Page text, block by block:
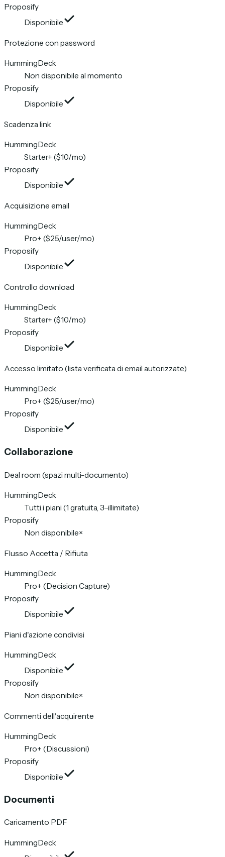
Proposify
Disponibile
Protezione con password
HummingDeck
Non disponibile al momento
Proposify
Disponibile
Scadenza link
HummingDeck
Starter+ ($10/mo)
Proposify
Disponibile
Acquisizione email
HummingDeck
Pro+ ($25/user/mo)
Proposify
Disponibile
Controllo download
HummingDeck
Starter+ ($10/mo)
Proposify
Disponibile
Accesso limitato (lista verificata di email autorizzate)
HummingDeck
Pro+ ($25/user/mo)
Proposify
Disponibile
Collaborazione
Deal room (spazi multi-documento)
HummingDeck
Tutti i piani (1 gratuita, 3–illimitate)
Proposify
Non disponibile×
Flusso Accetta / Rifiuta
HummingDeck
Pro+ (Decision Capture)
Proposify
Disponibile
Piani d'azione condivisi
HummingDeck
Disponibile
Proposify
Non disponibile×
Commenti dell'acquirente
HummingDeck
Pro+ (Discussioni)
Proposify
Disponibile
Documenti
Caricamento PDF
HummingDeck